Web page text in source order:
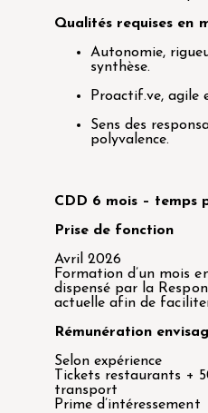
Qualités requises en
Autonomie,
synthèse.
Proactif.ve, agile
Sens des
polyvalence.
CDD 6 mois – temps
Prise de fonction
Avril 2026
Formation d’un mois
dispensé par la
actuelle afin de
Rémunération
Selon expérience
Tickets restaurants +
transport
Prime d’intéressement